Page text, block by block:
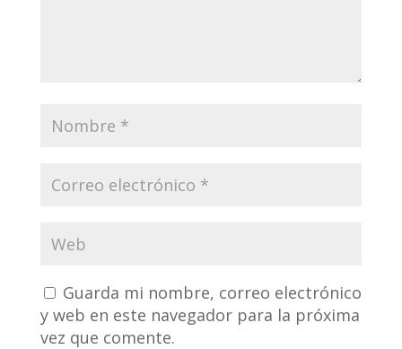
Guarda mi nombre, correo electrónico
y web en este navegador para la próxima
vez que comente.